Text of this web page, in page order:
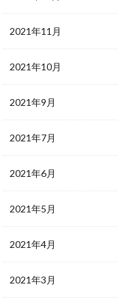
2021年11月
2021年10月
2021年9月
2021年7月
2021年6月
2021年5月
2021年4月
2021年3月